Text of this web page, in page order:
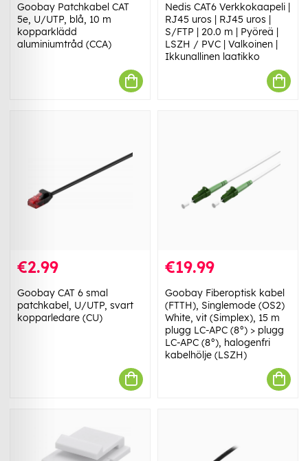
Goobay Patchkabel CAT
5e, U/UTP, blå, 10 m
kopparklädd
aluminiumtråd (CCA)
Nedis CAT6 Verkkokaapeli |
RJ45 uros | RJ45 uros |
S/FTP | 20.0 m | Pyöreä |
LSZH / PVC | Valkoinen |
Ikkunallinen laatikko
€2.99
Goobay CAT 6 smal
patchkabel, U/UTP, svart
kopparledare (CU)
€19.99
Goobay Fiberoptisk kabel
(FTTH), Singlemode (OS2)
White, vit (Simplex), 15 m
plugg LC-APC (8°) > plugg
LC-APC (8°), halogenfri
kabelhölje (LSZH)